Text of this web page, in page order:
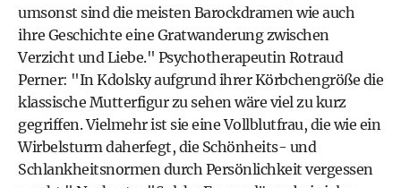
umsonst sind die meisten Barockdramen wie auch
ihre Geschichte eine Gratwanderung zwischen
Verzicht und Liebe." Psychotherapeutin Rotraud
Perner: "In Kdolsky aufgrund ihrer Körbchengröße die
klassische Mutterfigur zu sehen wäre viel zu kurz
gegriffen. Vielmehr ist sie eine Vollblutfrau, die wie ein
Wirbelsturm daherfegt, die Schönheits- und
Schlankheitsnormen durch Persönlichkeit vergessen